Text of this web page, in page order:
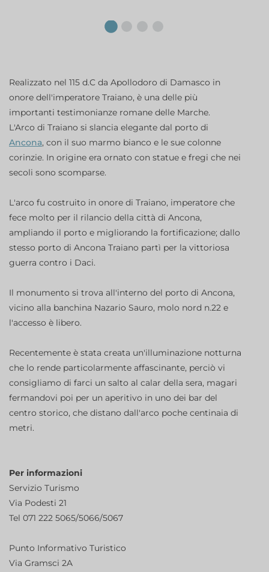
Realizzato nel 115 d.C da Apollodoro di Damasco in
onore dell'imperatore Traiano, è una delle più
importanti testimonianze romane delle Marche.
L'Arco di Traiano si slancia elegante dal porto di
Ancona, con il suo marmo bianco e le sue colonne
corinzie. In origine era ornato con statue e fregi che nei
secoli sono scomparse.
L'arco fu costruito in onore di Traiano, imperatore che
fece molto per il rilancio della città di Ancona,
ampliando il porto e migliorando la fortificazione; dallo
stesso porto di Ancona Traiano partì per la vittoriosa
guerra contro i Daci.
Il monumento si trova all'interno del porto di Ancona,
vicino alla banchina Nazario Sauro, molo nord n.22 e
l'accesso è libero.
Recentemente è stata creata un'illuminazione notturna
che lo rende particolarmente affascinante, perciò vi
consigliamo di farci un salto al calar della sera, magari
fermandovi poi per un aperitivo in uno dei bar del
centro storico, che distano dall'arco poche centinaia di
metri.
Per informazioni
Servizio Turismo
Via Podesti 21
Tel 071 222 5065/5066/5067
Punto Informativo Turistico
Via Gramsci 2A